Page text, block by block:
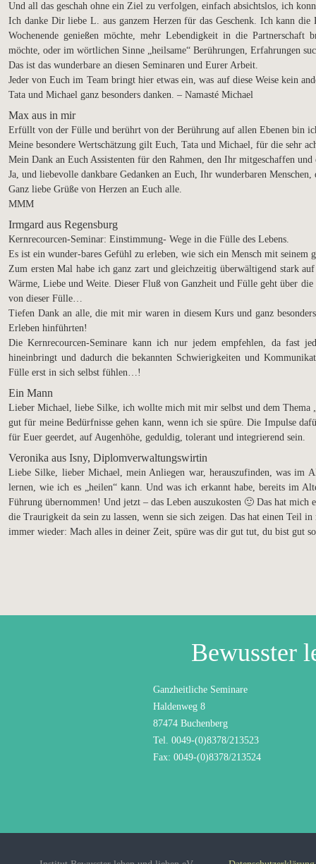
Und all das geschah ohne ein Ziel zu verfolgen, einfach absichtslos, ich
Ich danke Dir liebe L. aus ganzem Herzen für das Geschenk. Ich kann die
Wochenende genießen möchte, mehr Lebendigkeit in die
möchte, oder im wörtlichen Sinne „heilsame“ Berührungen, Erfahrungen
Das ist das wunderbare an diesen Seminaren und Eurer Arbeit.
Jeder von Euch im Team bringt hier etwas ein, was auf diese Weise kein
Tata und Michael ganz besonders danken. – Namasté Michael
Max aus in mir
Erfüllt von der Fülle und berührt von der Berührung auf allen Ebenen bin
Meine besondere Wertschätzung gilt Euch, Tata und Michael, für die sehr
Mein Dank an Euch Assistenten für den Rahmen, den Ihr mitgeschaffen und
Ja, und liebevolle dankbare Gedanken an Euch, Ihr wunderbaren
Ganz liebe Grüße von Herzen an Euch alle.
MMM
Irmgard aus Regensburg
Kernrecourcen-Seminar: Einstimmung- Wege in die Fülle des Lebens.
Es ist ein wunder-bares Gefühl zu erleben, wie sich ein Mensch mit seinem
Zum ersten Mal habe ich ganz zart und gleichzeitig überwältigend stark
Wärme, Liebe und Weite. Dieser Fluß von Ganzheit und Fülle geht über
von dieser Fülle…
Tiefen Dank an alle, die mit mir waren in diesem Kurs und ganz
Erleben hinführten!
Die Kernrecourcen-Seminare kann ich nur jedem empfehlen, da fast
hineinbringt und dadurch die bekannten Schwierigkeiten und
Fülle erst in sich selbst fühlen…!
Ein Mann
Lieber Michael, liebe Silke, ich wollte mich mit mir selbst und dem Thema
gut für meine Bedürfnisse gehen kann, wenn ich sie spüre. Die Impulse
für Euer geerdet, auf Augenhöhe, geduldig, tolerant und integrierend sein.
Veronika aus Isny, Diplomverwaltungswirtin
Liebe Silke, lieber Michael, mein Anliegen war, herauszufinden, was
lernen, wie ich es „heilen“ kann. Und was ich erkannt habe, bereits im
Führung übernommen! Und jetzt – das Leben auszukosten 🙂 Das hat
die Traurigkeit da sein zu lassen, wenn sie sich zeigen. Das hat einen Teil
immer wieder: Mach alles in deiner Zeit, spüre was dir gut tut, du bist gut
Bewusster
Ganzheitliche Seminare
Haldenweg 8
87474 Buchenberg
Tel. 0049-(0)8378/213523
Fax: 0049-(0)8378/213524